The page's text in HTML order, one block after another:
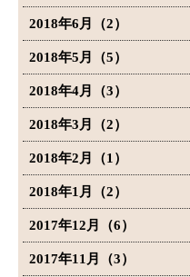
2018年6月（2）
2018年5月（5）
2018年4月（3）
2018年3月（2）
2018年2月（1）
2018年1月（2）
2017年12月（6）
2017年11月（3）